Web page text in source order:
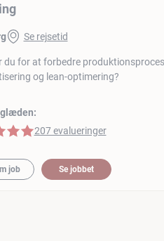
Se rejsetid
du for at forbedre
og lean-optimering?
207 evalueringer
job Se jobbet